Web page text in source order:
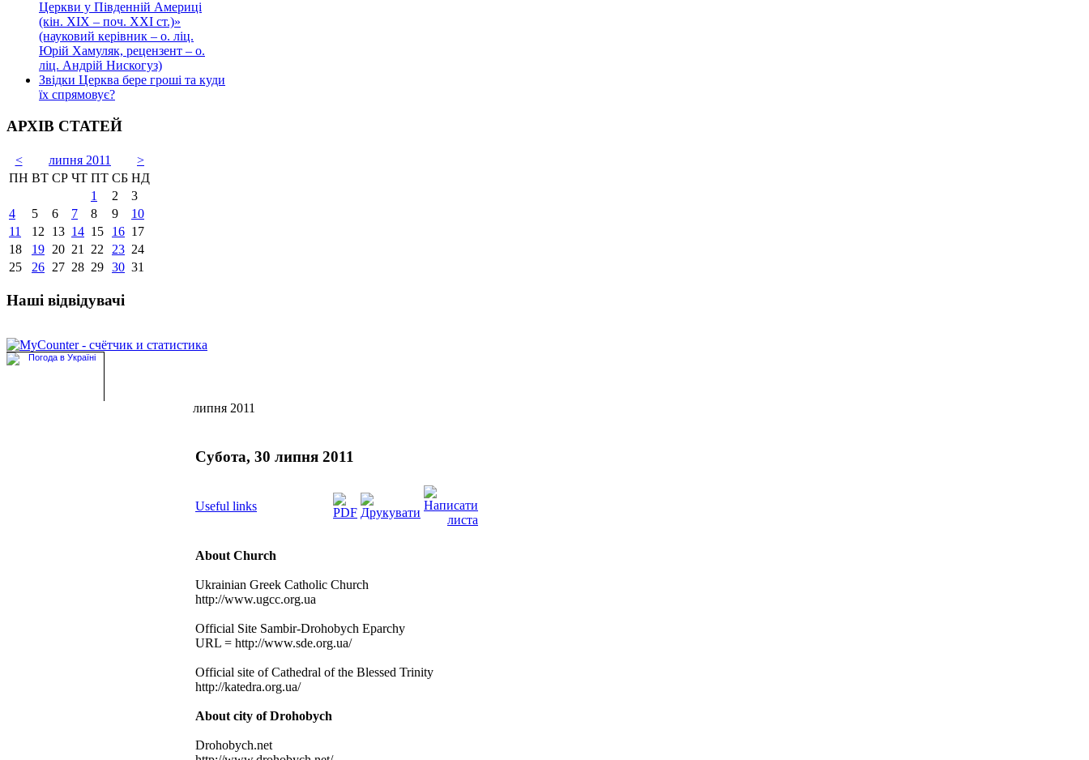
Церкви у Південній Америці
(кін. ХІХ – поч. ХХІ ст.)»
(науковий керівник – о. ліц.
Юрій Хамуляк, рецензент – о.
ліц. Андрій Нискогуз)
Звідки Церква бере гроші та куди
їх спрямовує?
АРХІВ СТАТЕЙ
< липня 2011
>
ПН ВТ СР ЧТ ПТ СБ НД
1
2
3
4
5 6 7 8 9
10
11
12 13 14 15 16 17
18
19 20 21 22 23 24
25
26 27 28 29 30 31
Наші відвідувачі
липня 2011
Субота, 30 липня 2011
Useful links
About Church
Ukrainian Greek Catholic Church
http://www.ugcc.org.ua
Official Site Sambir-Drohobych Eparchy
URL = http://www.sde.org.ua/
Official site of Cathedral of the Blessed Trinity
http://katedra.org.ua/
About city of Drohobych
Drohobych.net